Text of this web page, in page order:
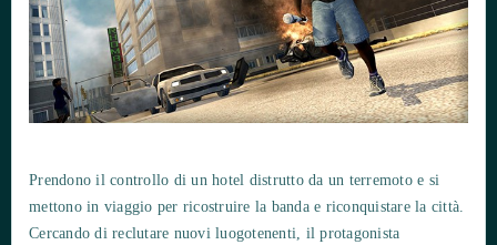
Prendono il controllo di un hotel distrutto da un terremoto e si
mettono in viaggio per ricostruire la banda e riconquistare la città.
Cercando di reclutare nuovi luogotenenti, il protagonista